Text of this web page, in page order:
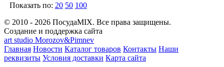
Показать по: 20 50 100
© 2010 - 2026 ПосудаMIX. Все права защищены.
Создание и поддержка сайта
art studio Morozov&Pimnev
Главная Новости Каталог товаров Контакты Наши
реквизиты Условия доставки Карта сайта